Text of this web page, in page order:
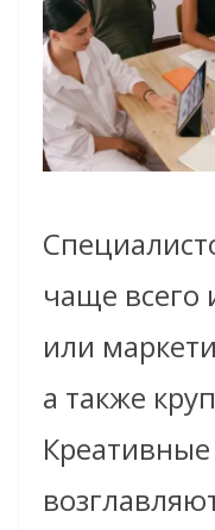
чаще
или
а также